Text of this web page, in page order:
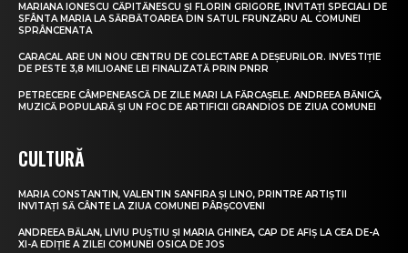
MARIANA IONESCU CĂPITĂNESCU ȘI FLORIN GRIGORE, INVITAȚI SPECIALI DE
SFÂNTA MARIA LA SĂRBĂTOAREA DIN SATUL FRUNZARU AL COMUNEI
SPRÂNCENATA
CARACAL ARE UN NOU CENTRU DE COLECTARE A DEȘEURILOR. INVESTIȚIE
DE PESTE 3,8 MILIOANE LEI FINALIZATĂ PRIN PNRR
PETRECERE CÂMPENEASCĂ DE ZILE MARI LA FĂRCAȘELE. ANDREEA BĂNICĂ,
MUZICĂ POPULARĂ ȘI UN FOC DE ARTIFICII GRANDIOS DE ZIUA COMUNEI
CULTURĂ
MARIA CONSTANTIN, VALENTIN SANFIRA ȘI LINO, PRINTRE ARTIȘTII
INVITAȚI SĂ CÂNTE LA ZIUA COMUNEI PÂRȘCOVENI
ANDREEA BĂLAN, LIVIU PUȘTIU ȘI MARIA GHINEA, CAP DE AFIȘ LA CEA DE-A
XI-A EDIȚIE A ZILEI COMUNEI OSICA DE JOS